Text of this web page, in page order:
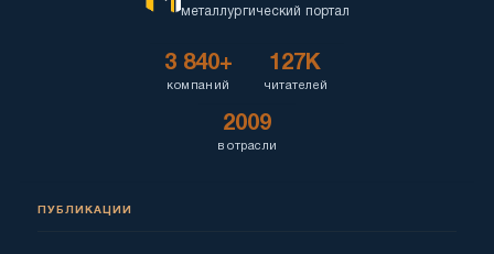
металлургический портал
3 840+
компаний
127K
читателей
2009
в отрасли
ПУБЛИКАЦИИ